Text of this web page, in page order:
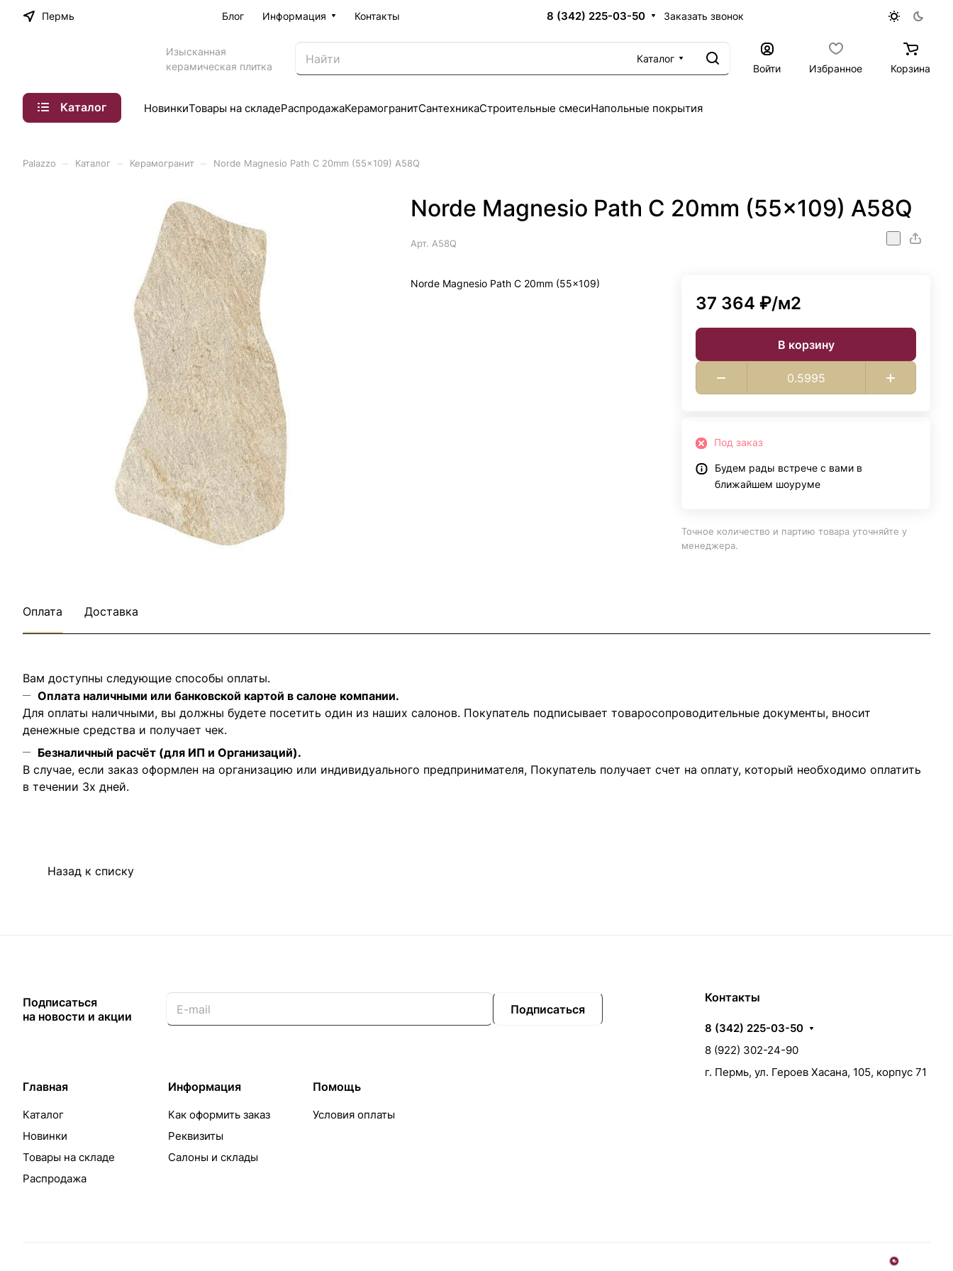
Пермь Блог Информация Контакты 8 (342) 225-03-50 Заказать звонок
Изысканная
керамическая плитка
Каталог
Войти
Избранное Корзина
Каталог НовинкиТовары на складеРаспродажаКерамогранитСантехникаСтроительные смесиНапольные покрытия
Palazzo Каталог Керамогранит Norde Magnesio Path C 20mm (55x109) A58Q
Norde Magnesio Path C 20mm (55x109) A58Q
Арт. A58Q
Norde Magnesio Path C 20mm (55x109)
37 364 ₽/м2
В корзину
Под заказ
Будем рады встрече с вами в
ближайшем шоуруме
Точное количество и партию товара уточняйте у
менеджера.
Оплата Доставка
Вам доступны следующие способы оплаты.
Оплата наличными или банковской картой в салоне компании.
Для оплаты наличными, вы должны будете посетить один из наших салонов. Покупатель подписывает товаросопроводительные документы, вносит
денежные средства и получает чек.
Безналичный расчёт (для ИП и Организаций).
В случае, если заказ оформлен на организацию или индивидуального предпринимателя, Покупатель получает счет на оплату, который необходимо оплатить
в течении 3х дней.
Назад к списку
Подписаться
на новости и акции
Подписаться
Главная
Каталог
Новинки
Товары на складе
Распродажа
Информация
Как оформить заказ
Реквизиты
Салоны и склады
Помощь
Условия оплаты
Контакты
8 (342) 225-03-50
8 (922) 302-24-90
г. Пермь, ул. Героев Хасана, 105, корпус 71